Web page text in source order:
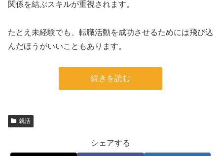
関係を結ぶスキルが重視されます。
たとえ未経験でも、転職活動を成功させるためには飛び込
んだほうがいいこともあります。
続きを読む
就活
シェアする